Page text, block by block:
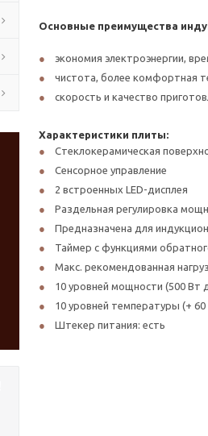
Основные преимущества
экономия электроэнергии,
чистота, более комфортная
скорость и качество
Характеристики плиты:
Стеклокерамическая
Сенсорное управление
2 встроенных LED-дисплея
Раздельная регулировка
Предназначена для
Таймер с функциями
Макс. рекомендованная
10 уровней мощности (500 Вт
10 уровней температуры (+
Штекер питания: есть